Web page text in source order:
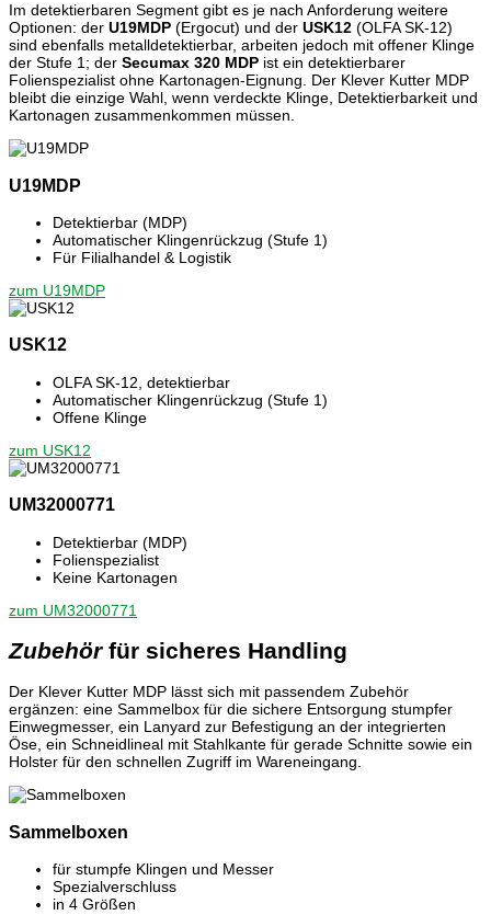
Im detektierbaren Segment gibt es je nach Anforderung weitere
Optionen: der U19MDP (Ergocut) und der USK12 (OLFA SK-12)
sind ebenfalls metalldetektierbar, arbeiten jedoch mit offener Klinge
der Stufe 1; der Secumax 320 MDP ist ein detektierbarer
Folienspezialist ohne Kartonagen-Eignung. Der Klever Kutter MDP
bleibt die einzige Wahl, wenn verdeckte Klinge, Detektierbarkeit und
Kartonagen zusammenkommen müssen.
U19MDP
Detektierbar (MDP)
Automatischer Klingenrückzug (Stufe 1)
Für Filialhandel & Logistik
zum U19MDP
USK12
OLFA SK-12, detektierbar
Automatischer Klingenrückzug (Stufe 1)
Offene Klinge
zum USK12
UM32000771
Detektierbar (MDP)
Folienspezialist
Keine Kartonagen
zum UM32000771
Zubehörfür sicheres Handling
Der Klever Kutter MDP lässt sich mit passendem Zubehör
ergänzen: eine Sammelbox für die sichere Entsorgung stumpfer
Einwegmesser, ein Lanyard zur Befestigung an der integrierten
Öse, ein Schneidlineal mit Stahlkante für gerade Schnitte sowie ein
Holster für den schnellen Zugriff im Wareneingang.
Sammelboxen
für stumpfe Klingen und Messer
Spezialverschluss
in 4 Größen